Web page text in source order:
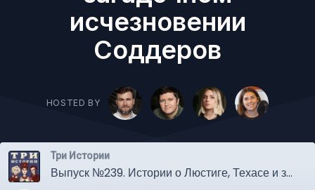
исчезновении
Соддеров
HOSTED BY
Три Истории
Выпуск №239. Истории о Люстиге, Техасе и загадочном исчезновении Соддеров